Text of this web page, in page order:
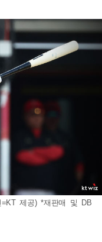
제공) *재판매 및 DB